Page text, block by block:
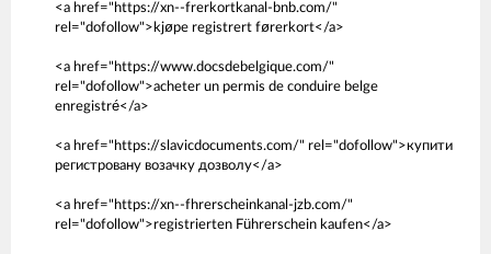
<a href="https://xn--frerkortkanal-bnb.com/"
rel="dofollow">kjøpe registrert førerkort</a>
<a href="https://www.docsdebelgique.com/"
rel="dofollow">acheter un permis de conduire belge
enregistré</a>
<a href="https://slavicdocuments.com/" rel="dofollow">купити
регистровану возачку дозволу</a>
<a href="https://xn--fhrerscheinkanal-jzb.com/"
rel="dofollow">registrierten Führerschein kaufen</a>